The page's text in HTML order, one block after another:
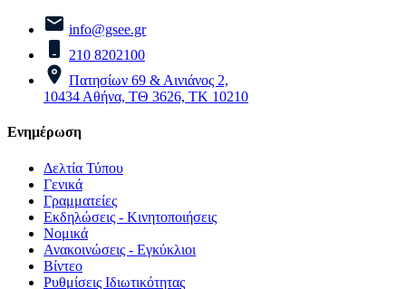
info@gsee.gr
210 8202100
Πατησίων 69 & Αινιάνος 2,
10434 Αθήνα, ΤΘ 3626, ΤΚ 10210
Ενημέρωση
Δελτία Τύπου
Γενικά
Γραμματείες
Εκδηλώσεις - Κινητοποιήσεις
Νομικά
Ανακοινώσεις - Εγκύκλιοι
Βίντεο
Ρυθμίσεις Ιδιωτικότητας